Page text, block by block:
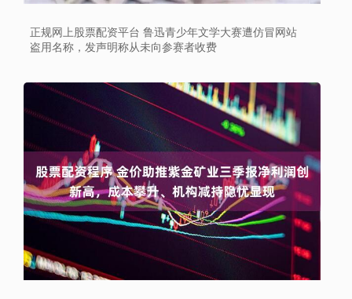
正规网上股票配资平台 鲁迅青少年文学大赛遭仿冒网站
盗用名称，发声明称从未向参赛者收费